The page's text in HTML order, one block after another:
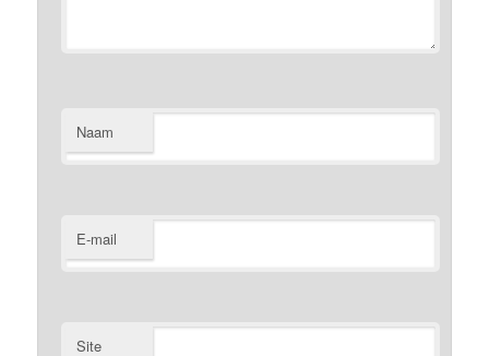
Naam
E-mail
Site